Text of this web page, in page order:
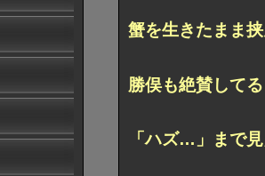
蟹を生きたまま
勝俣も絶賛して
「ハズ…」まで